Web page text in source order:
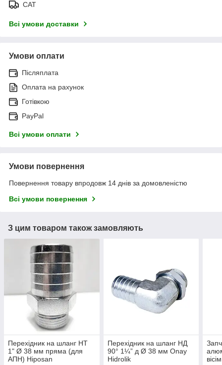
САТ
Всі умови доставки
Умови оплати
Післяплата
Оплата на рахунок
Готівкою
PayPal
Всі умови оплати
Умови повернення
Повернення товару впродовж 14 днів за домовленістю
Всі умови повернення
З цим товаром також замовляють
Перехідник на шланг НТ
1" Ø 38 мм пряма (для
АПН) Hiposan
Перехідник на шланг НД
90° 1¼” д Ø 38 мм Onay
Hidrolik